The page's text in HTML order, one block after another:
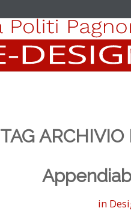
TAG ARCHIVIO
in